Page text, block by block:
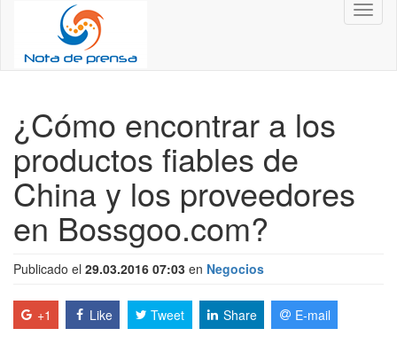
¿Cómo encontrar a los
productos fiables de
China y los proveedores
en Bossgoo.com?
Publicado el 29.03.2016 07:03 en Negocios
+1 Like Tweet Share E-mail